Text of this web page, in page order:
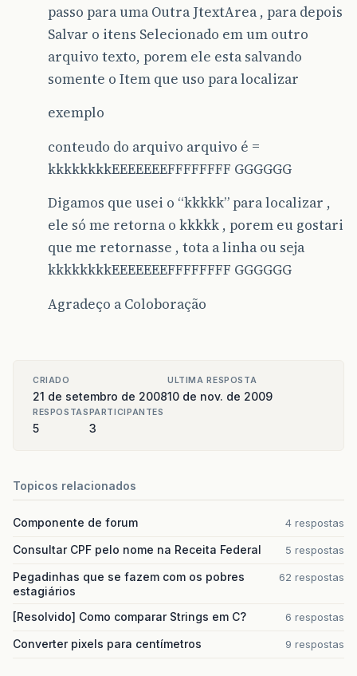
passo para uma Outra JtextArea , para depois
Salvar o itens Selecionado em um outro
arquivo texto, porem ele esta salvando
somente o Item que uso para localizar
exemplo
conteudo do arquivo arquivo é =
kkkkkkkkEEEEEEEFFFFFFFF GGGGGG
Digamos que usei o “kkkkk” para localizar ,
ele só me retorna o kkkkk , porem eu gostari
que me retornasse , tota a linha ou seja
kkkkkkkkEEEEEEEFFFFFFFF GGGGGG
Agradeço a Coloboração
CRIADO
21 de setembro de 2008
ULTIMA RESPOSTA
10 de nov. de 2009
RESPOSTAS
5
PARTICIPANTES
3
Topicos relacionados
Componente de forum 4 respostas
Consultar CPF pelo nome na Receita Federal 5 respostas
Pegadinhas que se fazem com os pobres
estagiários
62 respostas
[Resolvido] Como comparar Strings em C? 6 respostas
Converter pixels para centímetros 9 respostas